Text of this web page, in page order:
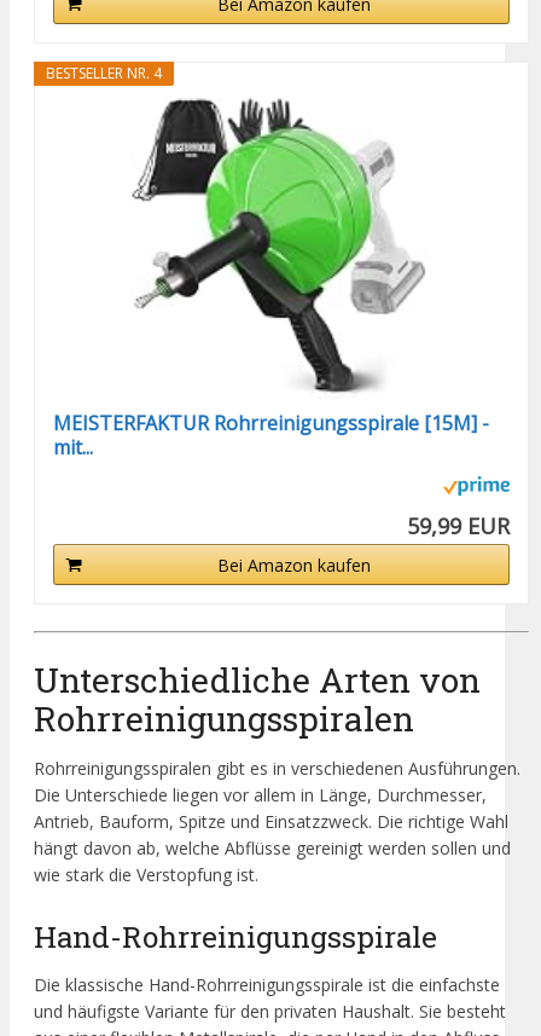
BESTSELLER NR. 4
MEISTERFAKTUR Rohrreinigungsspirale [15M] -
mit...
59,99 EUR
Bei Amazon kaufen
Unterschiedliche Arten von
Rohrreinigungsspiralen
Rohrreinigungsspiralen gibt es in verschiedenen Ausführungen.
Die Unterschiede liegen vor allem in Länge, Durchmesser,
Antrieb, Bauform, Spitze und Einsatzzweck. Die richtige Wahl
hängt davon ab, welche Abflüsse gereinigt werden sollen und
wie stark die Verstopfung ist.
Hand-Rohrreinigungsspirale
Die klassische Hand-Rohrreinigungsspirale ist die einfachste
und häufigste Variante für den privaten Haushalt. Sie besteht